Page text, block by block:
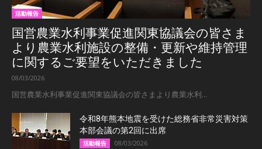
活動報告
国営農業水利事業促進関東協議会の皆さま
より農業水利施設の整備・更新や維持管理
に関するご要望をいただきました
08/03/2026
国営農業水利事業促進関東協議会の皆さまより農業水利...
令和8年熊本地震を受けた総務省非常災害対策
本部会議の第2回に出席
活動報告 08/03/2026